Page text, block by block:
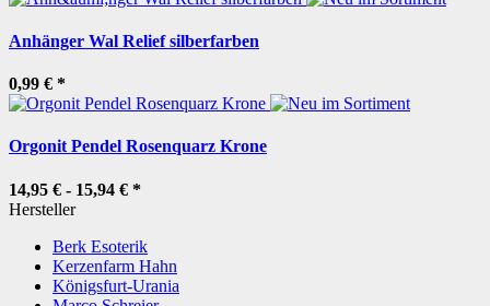
Anhänger Wal Relief silberfarben
0,99 € *
Orgonit Pendel Rosenquarz Krone
14,95 € - 15,94 € *
Hersteller
Berk Esoterik
Kerzenfarm Hahn
Königsfurt-Urania